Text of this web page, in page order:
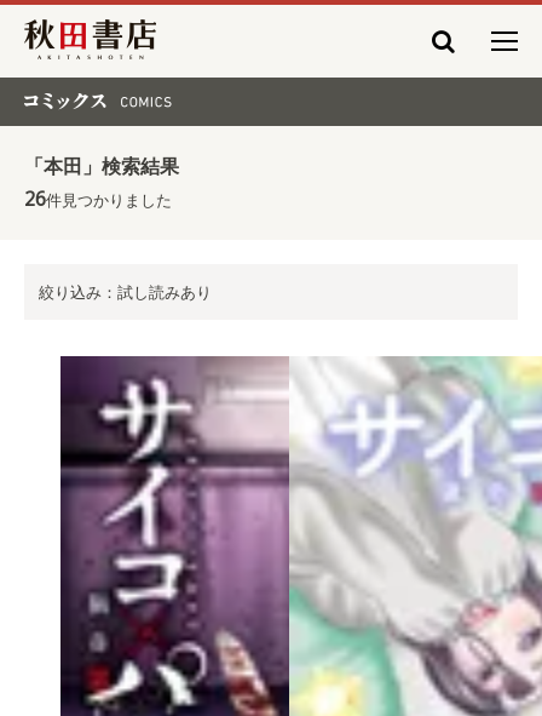
秋田書店
「本田」検索結果
26件見つかりました
絞り込み：試し読みあり